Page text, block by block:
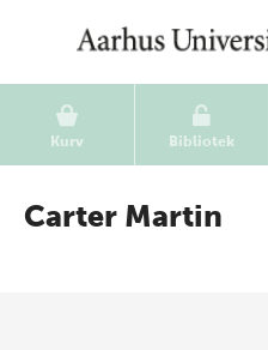
Kurv Bibliotek
Carter Martin